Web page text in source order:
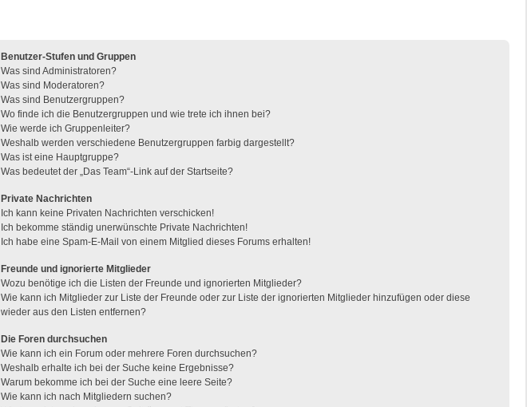
Benutzer-Stufen und Gruppen
Was sind Administratoren?
Was sind Moderatoren?
Was sind Benutzergruppen?
Wo finde ich die Benutzergruppen und wie trete ich ihnen bei?
Wie werde ich Gruppenleiter?
Weshalb werden verschiedene Benutzergruppen farbig dargestellt?
Was ist eine Hauptgruppe?
Was bedeutet der „Das Team“-Link auf der Startseite?
Private Nachrichten
Ich kann keine Privaten Nachrichten verschicken!
Ich bekomme ständig unerwünschte Private Nachrichten!
Ich habe eine Spam-E-Mail von einem Mitglied dieses Forums erhalten!
Freunde und ignorierte Mitglieder
Wozu benötige ich die Listen der Freunde und ignorierten Mitglieder?
Wie kann ich Mitglieder zur Liste der Freunde oder zur Liste der ignorierten Mitglieder hinzufügen oder diese
wieder aus den Listen entfernen?
Die Foren durchsuchen
Wie kann ich ein Forum oder mehrere Foren durchsuchen?
Weshalb erhalte ich bei der Suche keine Ergebnisse?
Warum bekomme ich bei der Suche eine leere Seite?
Wie kann ich nach Mitgliedern suchen?